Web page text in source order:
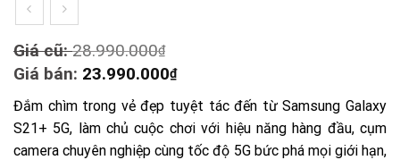
Giá cũ:28.990.000₫
price
was:
28.990.000₫.
Giá bán: 23.990.000₫Current
price
is:
23.990.000₫.
Đắm chìm trong vẻ đẹp tuyệt tác đến từ Samsung Galaxy
S21+ 5G, làm chủ cuộc chơi với hiệu năng hàng đầu, cụm
camera chuyên nghiệp cùng tốc độ 5G bức phá mọi giới hạn,